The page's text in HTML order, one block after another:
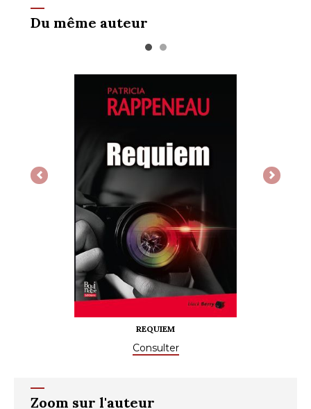
Du même auteur
Previous Next
REQUIEM
Consulter
Zoom sur l'auteur